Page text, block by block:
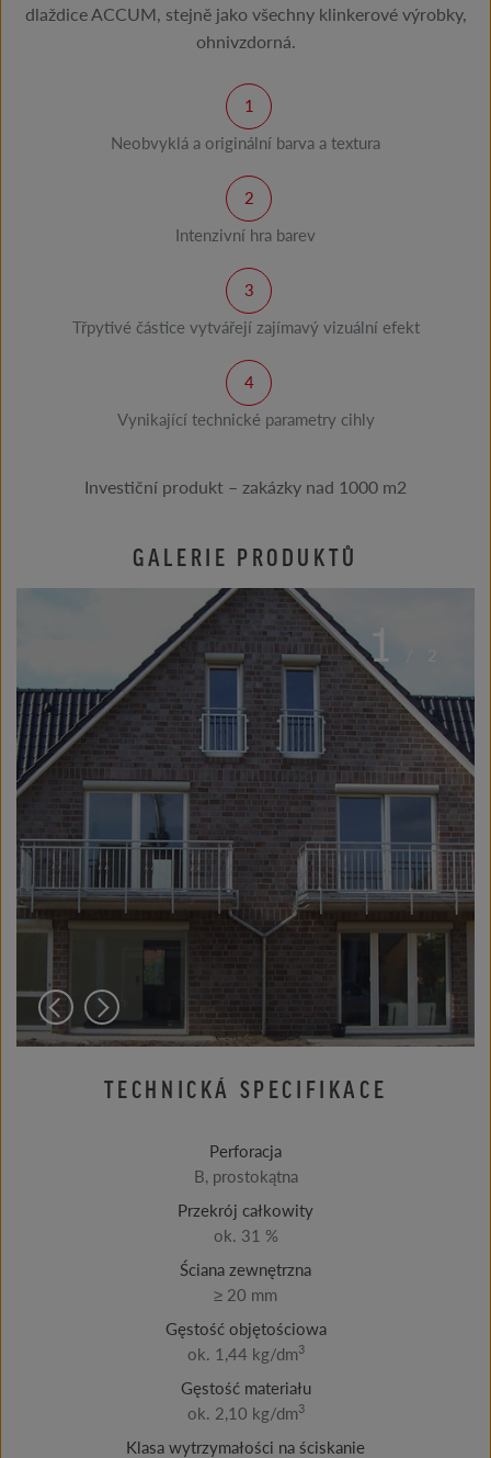
dlaždice ACCUM, stejně jako všechny klinkerové výrobky,
ohnivzdorná.
Neobvyklá a originální barva a textura
Intenzivní hra barev
Třpytivé částice vytvářejí zajímavý vizuální efekt
Vynikající technické parametry cihly
Investiční produkt – zakázky nad 1000 m2
GALERIE PRODUKTŮ
1
TECHNICKÁ SPECIFIKACE
Perforacja
B, prostokątna
Przekrój całkowity
ok. 31 %
Ściana zewnętrzna
≥ 20 mm
Gęstość objętościowa
ok. 1,44 kg/dm3
Gęstość materiału
ok. 2,10 kg/dm3
Klasa wytrzymałości na ściskanie